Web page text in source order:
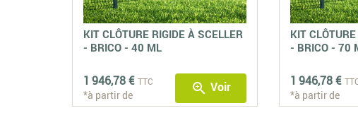
KIT CLÔTURE RIGIDE À SCELLER
- BRICO - 40 ML
1 946,78 € TTC
*à partir de zoom_in Voir
KIT
- BRICO - 70
1 946,78 €
*à partir de